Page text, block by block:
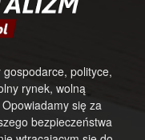
polityce,
rynek, wolną
się za
bezpieczeństwa